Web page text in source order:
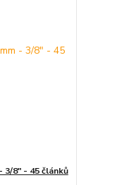
3/8" - 45 článků